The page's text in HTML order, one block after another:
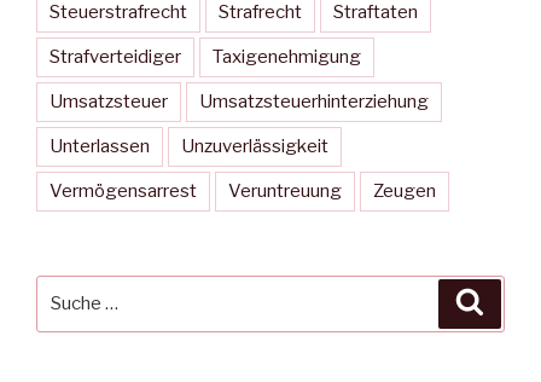
Steuerstrafrecht Strafrecht Straftaten
Strafverteidiger Taxigenehmigung
Umsatzsteuer Umsatzsteuerhinterziehung
Unterlassen Unzuverlässigkeit
Vermögensarrest Veruntreuung Zeugen